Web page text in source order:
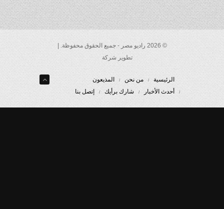
© 2026 راديو مصر - جميع الحقوق محفوظة. |
تطوير شركة
الرئيسية من نحن
المذيعون
أحدث الأخبار
شارك برأيك إتصل بنا